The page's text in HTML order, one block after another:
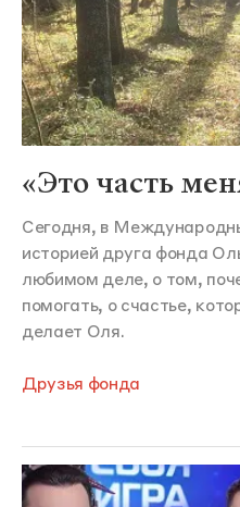
«Это часть
Сегодня, в
историей друга фонда
любимом деле, о том,
помогать, о счастье,
делает Оля.
Друзья фонда